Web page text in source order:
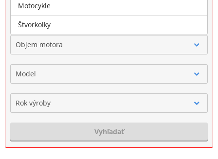
Značka
Objem motora
Model
Rok výroby
Vyhľadať
Motocykle
Štvorkolky